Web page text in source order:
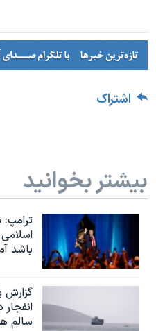
اشتراک
بیشتر بخوانید
ترامپ:
باشد
سالم